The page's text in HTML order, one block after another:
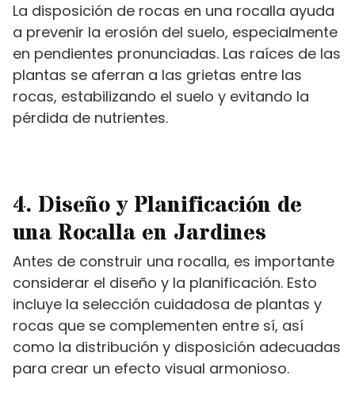
La disposición de rocas en una rocalla ayuda
a prevenir la erosión del suelo, especialmente
en pendientes pronunciadas. Las raíces de las
plantas se aferran a las grietas entre las
rocas, estabilizando el suelo y evitando la
pérdida de nutrientes.
4. Diseño y Planificación de
una Rocalla en Jardines
Antes de construir una rocalla, es importante
considerar el diseño y la planificación. Esto
incluye la selección cuidadosa de plantas y
rocas que se complementen entre sí, así
como la distribución y disposición adecuadas
para crear un efecto visual armonioso.